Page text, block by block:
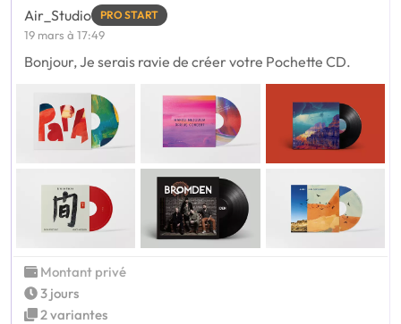
Air_Studio PRO START
19 mars à 17:49
Bonjour, Je serais ravie de créer votre Pochette CD.
Montant privé
3 jours
2 variantes